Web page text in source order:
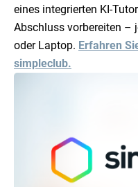
eines integrierten KI-
Abschluss vorbereiten –
oder Laptop. Erfahren
simpleclub.